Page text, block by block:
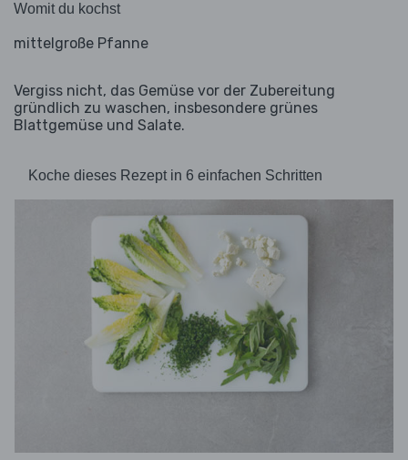
Womit du kochst
mittelgroße Pfanne
Vergiss nicht, das Gemüse vor der Zubereitung
gründlich zu waschen, insbesondere grünes
Blattgemüse und Salate.
Koche dieses Rezept in 6 einfachen Schritten